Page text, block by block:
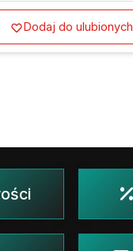
Dodaj do ulubionych